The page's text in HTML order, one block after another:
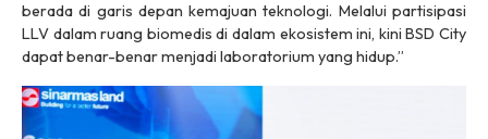
berada di garis depan kemajuan teknologi. Melalui partisipasi
LLV dalam ruang biomedis di dalam ekosistem ini, kini BSD City
dapat benar-benar menjadi laboratorium yang hidup.”